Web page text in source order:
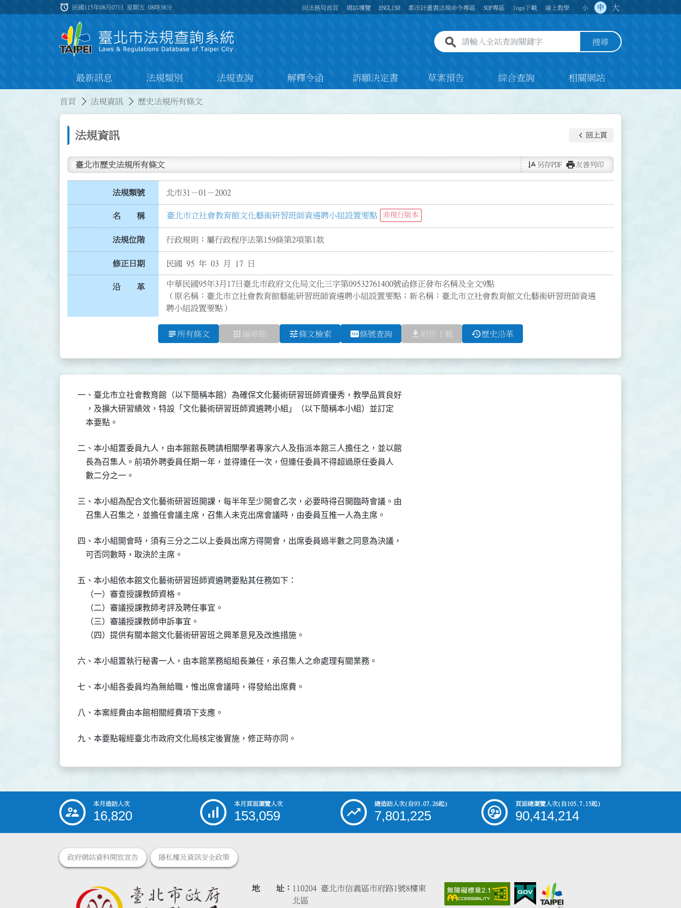
:::
alarm 民國115年08月07日 星期五08時38分 回法務局首頁 網站導覽 ENGLISH 都市計畫書法規命令專區 SOP專區 logo下載 線上教學 小 中 大
全站查詢關鍵字欄位 搜尋
最新訊息 法規類別 法規查詢 解釋令函 訴願決定書 草案預告 綜合查詢 相關網站
首頁 法規資訊 歷史法規所有條文
法規資訊 keyboard_arrow_left 回上頁
臺北市歷史法規所有條文 text_rotate_vertical 另存PDF print友善列印
法規類號 北市31－01－2002
名 稱 臺北市立社會教育館文化藝術研習班師資遴聘小組設置要點 非現行版本
法規位階 行政規則：屬行政程序法第159條第2項第1款
修正日期 民國 95 年 03 月 17 日
沿 革
中華民國95年3月17日臺北市政府文化局文化三字第09532761400號函修正發布名稱及全文9點
（原名稱：臺北市立社會教育館藝能研習班師資遴聘小組設置要點；新名稱：臺北市立社會教育館文化藝術研習班師資遴
聘小組設置要點）
subject 所有條文 apps 編章節 tune條文檢索 pin條號查詢 file_download 附件下載 history歷史沿革
一、臺北市立社會教育館（以下簡稱本館）為確保文化藝術研習班師資優秀，教學品質良好
    ，及擴大研習績效，特設「文化藝術研習班師資遴聘小組」（以下簡稱本小組）並訂定
    本要點。
二、本小組置委員九人，由本館館長聘請相關學者專家六人及指派本館三人擔任之，並以館
    長為召集人。前項外聘委員任期一年，並得連任一次，但連任委員不得超過原任委員人
    數二分之一。
三、本小組為配合文化藝術研習班開課，每半年至少開會乙次，必要時得召開臨時會議。由
    召集人召集之，並擔任會議主席，召集人未克出席會議時，由委員互推一人為主席。
四、本小組開會時，須有三分之二以上委員出席方得開會，出席委員過半數之同意為決議，
    可否同數時，取決於主席。
五、本小組依本館文化藝術研習班師資遴聘要點其任務如下：
    （一）審查授課教師資格。
    （二）審議授課教師考評及聘任事宜。
    （三）審議授課教師申訴事宜。
    （四）提供有關本館文化藝術研習班之興革意見及改進措施。
六、本小組置執行秘書一人，由本館業務組組長兼任，承召集人之命處理有關業務。
七、本小組各委員均為無給職，惟出席會議時，得發給出席費。
八、本案經費由本館相關經費項下支應。
九、本要點報經臺北市政府文化局核定後實施，修正時亦同。
::: 本月造訪人次
16,820
本月頁面瀏覽人次
153,059
總造訪人次(自93.07.26起)
7,801,225
頁面總瀏覽人次(自105.7.15起)
90,414,214
政府網站資料開放宣告 隱私權及資訊安全政策
地 址
110204 臺北市信義區市府路1號8樓東
北區